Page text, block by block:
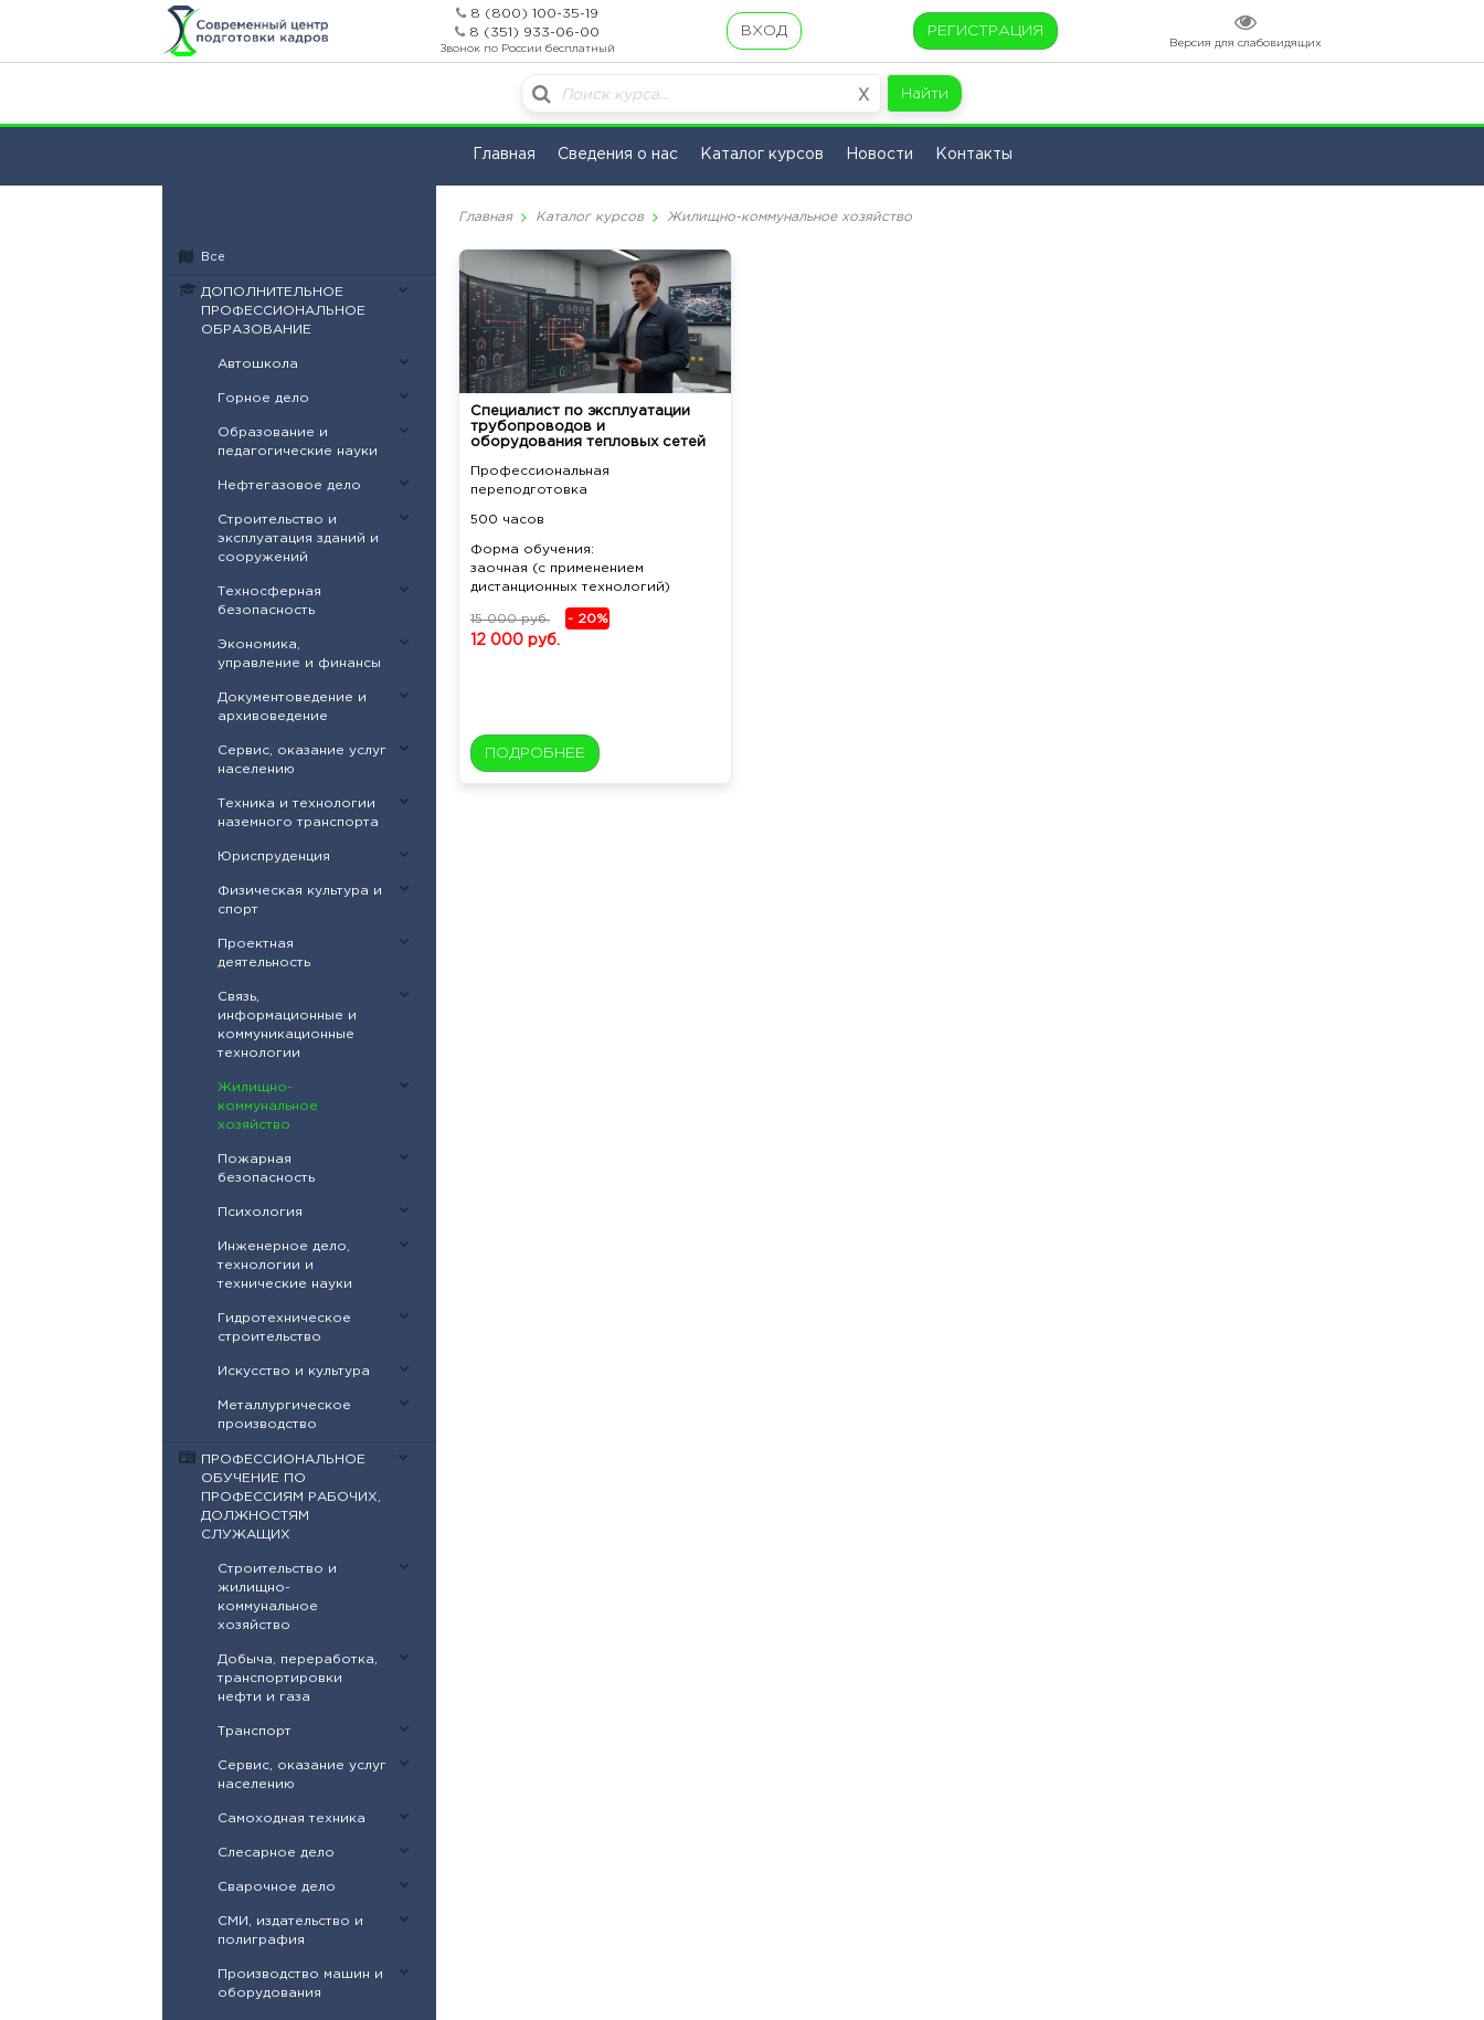
8 (800) 100-35-19
8 (351) 933-06-00
Звонок по России бесплатный
ВХОД РЕГИСТРАЦИЯ
Версия для слабовидящих
X Найти
Главная Сведения о нас Каталог курсов Новости Контакты
Все
ДОПОЛНИТЕЛЬНОЕ
ПРОФЕССИОНАЛЬНОЕ
ОБРАЗОВАНИЕ
Автошкола
Горное дело
Образование и
педагогические науки
Нефтегазовое дело
Строительство и
эксплуатация зданий и
сооружений
Техносферная
безопасность
Экономика,
управление и финансы
Документоведение и
архивоведение
Сервис, оказание услуг
населению
Техника и технологии
наземного транспорта
Юриспруденция
Физическая культура и
спорт
Проектная
деятельность
Связь,
информационные и
коммуникационные
технологии
Жилищно-
коммунальное
хозяйство
Пожарная
безопасность
Психология
Инженерное дело,
технологии и
технические науки
Гидротехническое
строительство
Искусство и культура
Металлургическое
производство
ПРОФЕССИОНАЛЬНОЕ
ОБУЧЕНИЕ ПО
ПРОФЕССИЯМ РАБОЧИХ,
ДОЛЖНОСТЯМ
СЛУЖАЩИХ
Строительство и
жилищно-
коммунальное
хозяйство
Добыча, переработка,
транспортировки
нефти и газа
Транспорт
Сервис, оказание услуг
населению
Самоходная техника
Слесарное дело
Сварочное дело
СМИ, издательство и
полиграфия
Производство машин и
оборудования
Главная Каталог курсов Жилищно-коммунальное хозяйство
Специалист по эксплуатации
трубопроводов и
оборудования тепловых сетей
Профессиональная
переподготовка
500 часов
Форма обучения:
заочная (с применением
дистанционных технологий)
15 000 руб. - 20%
12 000 руб.
ПОДРОБНЕЕ